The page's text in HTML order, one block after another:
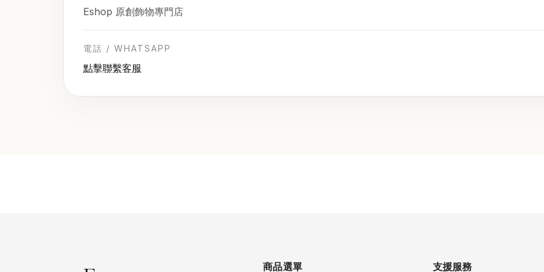
Eshop 原創飾物專門店
電話 / WHATSAPP
點擊聯繫客服
商品選單 支援服務